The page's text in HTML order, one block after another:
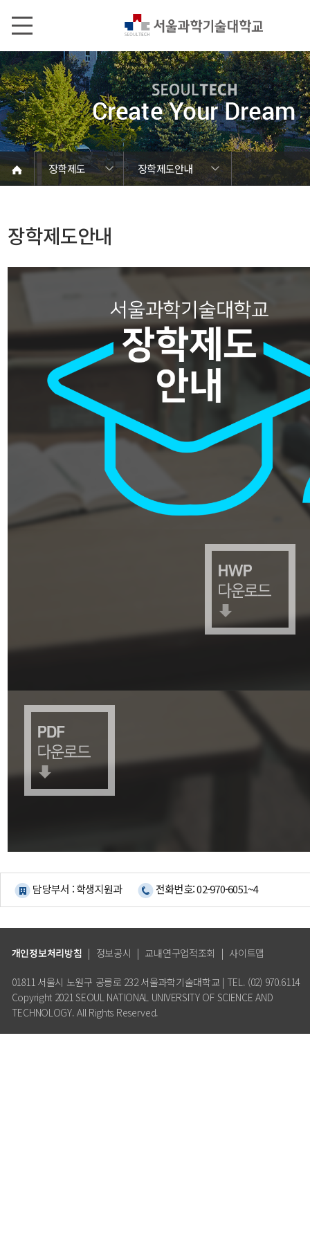
장학제도
장학제도안내
학사일정
학사안내
ST나눔공헌단
병무·예비군
장학제도
등록제도
학생지원
시설이용
학생활동 통합캘린더
장학제도안내
맞춤형장학조회
학자금대출
장학제도안내
담당부서 : 학생지원과 전화번호: 02-970-6051~4
개인정보처리방침 | 정보공시 | 교내연구업적조회 | 사이트맵
01811 서울시 노원구 공릉로 232 서울과학기술대학교 | TEL. (02) 970.6114
Copyright 2021 SEOUL NATIONAL UNIVERSITY OF SCIENCE AND
TECHNOLOGY. All Rights Reserved.